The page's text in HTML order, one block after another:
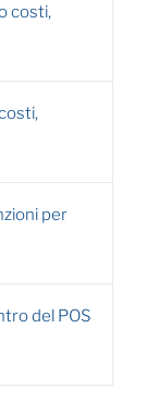
costi,
per
del POS